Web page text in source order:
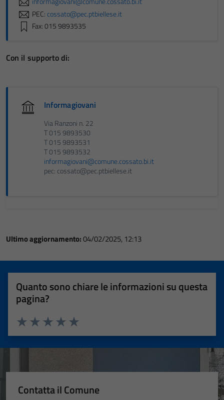
PEC:cossato@pec.ptbiellese.it
Fax: 015 9893535
Con il supporto di:
Informagiovani
Via Ranzoni n. 22
T 015 9893530
T 015 9893531
T 015 9893532
informagiovani@comune.cossato.bi.it
pec: cossato@pec.ptbiellese.it
Ultimo aggiornamento:04/02/2025, 12:13
Quanto sono chiare le informazioni su questa
pagina?
Valuta 5 stelle su 5
Valuta 4 stelle su 5
Valuta 3 stelle su 5
Valuta 2 stelle su 5
Valuta 1 stelle su 5
Contatta il Comune